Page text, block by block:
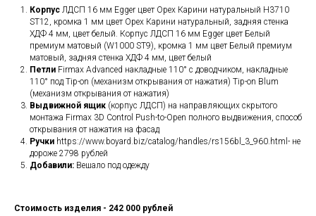
Корпус ЛДСП 16 мм Egger цвет Орех Карини натуральный H3710
ST12, кромка 1 мм цвет Орех Карини натуральный, задняя стенка
ХДФ 4 мм, цвет белый. Корпус ЛДСП 16 мм Egger цвет Белый
премиум матовый (W1000 ST9), кромка 1 мм цвет Белый премиум
матовый, задняя стенка ХДФ 4 мм, цвет белый
Петли Firmax Advanced накладные 110° с доводчиком, накладные
110° под Tip-on (механизм открывания от нажатия) Tip-on Blum
(механизм открывания от нажатия)
Выдвижной ящик (корпус ЛДСП) на направляющих скрытого
монтажа Firmax 3D Control Push-to-Open полного выдвижения, способ
открывания от нажатия на фасад
Ручки https://www.boyard.biz/catalog/handles/rs156bl_3_960.html- не
дороже 2798 рублей
Добавили: Вешало под одежду
Стоимость изделия - 242 000 рублей